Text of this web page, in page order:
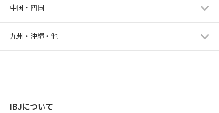
中国・四国
九州・沖縄・他
IBJについて